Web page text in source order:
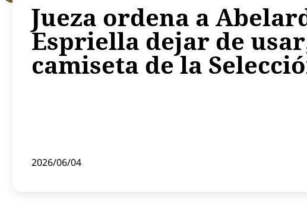
Jueza ordena a
Espriella dejar de
camiseta de la
2026/06/04